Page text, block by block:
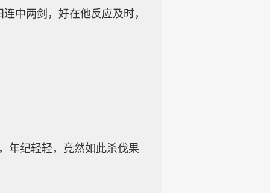
两剑，好在他反应及时，
纪轻轻，竟然如此杀伐果